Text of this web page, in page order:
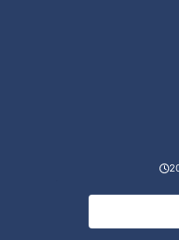
□口の中がネバネバ あるい
□気がつくと口で呼吸して